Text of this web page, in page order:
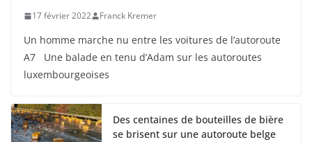
17 février 2022 Franck Kremer
Un homme marche nu entre les voitures de l’autoroute
A7 Une balade en tenu d’Adam sur les autoroutes
luxembourgeoises
Des centaines de bouteilles de bière
se brisent sur une autoroute belge